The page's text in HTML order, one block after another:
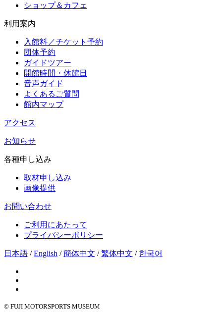
ショップ＆カフェ
利用案内
入館料／チケット予約
団体予約
ガイドツアー
開館時間・休館日
音声ガイド
よくあるご質問
館内マップ
アクセス
お知らせ
各種申し込み
取材申し込み
画像提供
お問い合わせ
ご利用にあたって
プライバシーポリシー
日本語 /English /簡体中文 /繁体中文 / 한국어
© FUJI MOTORSPORTS MUSEUM